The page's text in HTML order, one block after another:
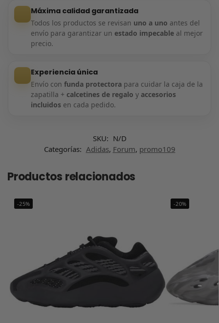
Máxima calidad garantizada
Todos los productos se revisan uno a uno antes del
envío para garantizar un estado impecableal mejor
precio.
Experiencia única
Envío con funda protectorapara cuidar la caja de la
zapatilla + calcetines de regalo y accesorios
incluidos en cada pedido.
SKU: N/D
Categorías: Adidas, Forum, promo109
Productos relacionados
-25% -20%